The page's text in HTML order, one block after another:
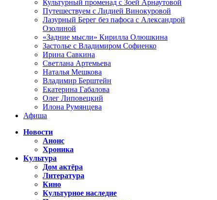
Культурный променад с Зоей Арнаутовой
Путешествуем с Лидией Винокуровой
Лазурный Берег без пафоса с Александрой
Озолиной
«Задние мысли» Кирилла Олюшкина
Застолье с Владимиром Софиенко
Ирина Савкина
Светлана Артемьева
Наталья Мешкова
Владимир Берштейн
Екатерина Габалова
Олег Липовецкий
Илона Румянцева
Афиша
Новости
Анонс
Хроника
Культура
Дом актёра
Литература
Кино
Культурное наследие